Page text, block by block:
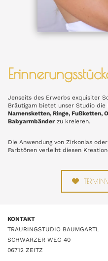
Jenseits des Erwerbs exquisiter
Bräutigam bietet unser Studio
Namensketten, Ringe, Fußketten,
Babyarmbänder zu kreieren.
Die Anwendung von Zirkonias
Farbtönen verleiht diesen
KONTAKT
TRAURINGSTUDIO BAUMGARTL
SCHWARZER WEG 40
06712 ZEITZ